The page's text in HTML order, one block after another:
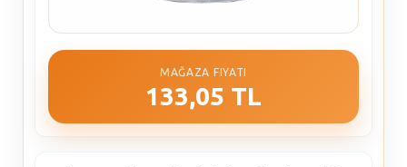
MAĞAZA FIYATI
133,05 TL